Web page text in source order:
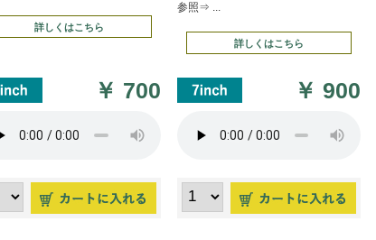
詳しくはこちら
￥ 700
参照⇒ ...
詳しくはこちら
￥900